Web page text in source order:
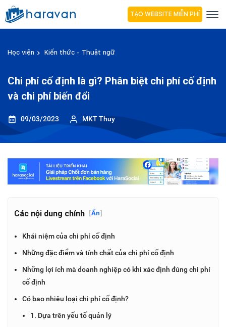
TẠO WEBSITE MIỄN PHÍ
Học viện Kiến thức - Thuật ngữ
Chi phí cố định là gì? Phân biệt chi phí cố định
và chi phí biến đổi
09/03/2023 MKT Thuy
Các nội dung chính [Ẩn]
Khái niệm của chi phí cố định
Những đặc điểm và tính chất của chi phí cố định
Những lợi ích mà doanh nghiệp có khi xác định đúng chi phí
cố định
Có bao nhiêu loại chi phí cố định?
1. Dựa trên yếu tố quản lý